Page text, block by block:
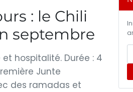
: le Chili
septembre
et hospitalité. Durée : 4
Junte
des ramadas et